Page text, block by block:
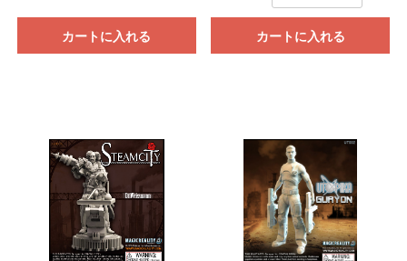
カートに入れる カートに入れる